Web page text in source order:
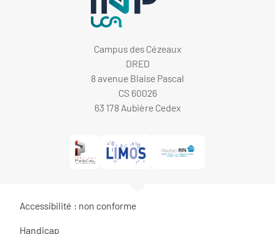
Campus des Cézeaux
DRED
8 avenue Blaise Pascal
CS 60026
63 178 Aubière Cedex
Accessibilité : non conforme
Handicap